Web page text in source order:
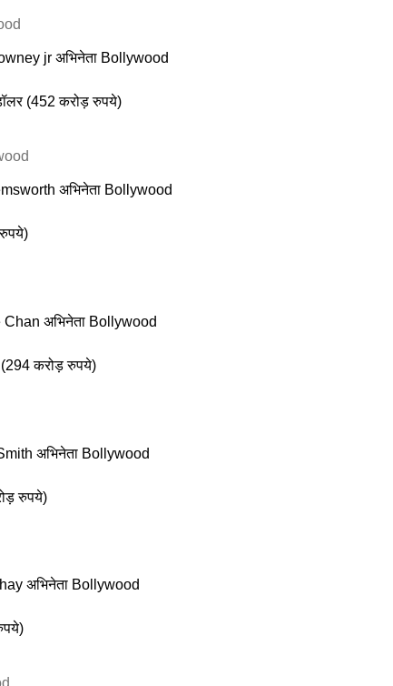
jr अभिनेता Bollywood
(452 ​​करोड़ रुपये)
अभिनेता Bollywood
अभिनेता Bollywood
(294 करोड़ रुपये)
अभिनेता Bollywood
रुपये)
अभिनेता Bollywood